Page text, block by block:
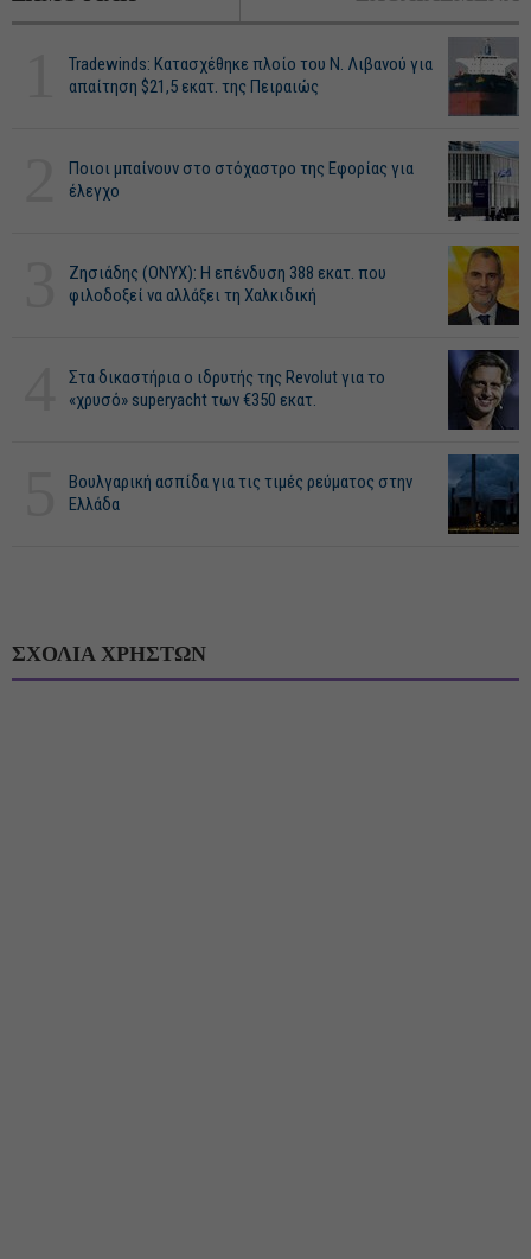
Tradewinds: Κατασχέθηκε πλοίο του Ν. Λιβανού για
απαίτηση $21,5 εκατ. της Πειραιώς
Ποιοι μπαίνουν στο στόχαστρο της Εφορίας για
έλεγχο
Ζησιάδης (ONYX): Η επένδυση 388 εκατ. που
φιλοδοξεί να αλλάξει τη Χαλκιδική
Στα δικαστήρια ο ιδρυτής της Revolut για το
«χρυσό» superyacht των €350 εκατ.
Βουλγαρική ασπίδα για τις τιμές ρεύματος στην
Ελλάδα
ΣΧΟΛΙΑ ΧΡΗΣΤΩΝ